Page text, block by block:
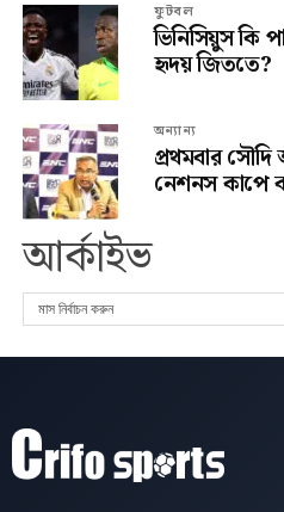
ফুটবল
ভিনিসিয়ুস কি
হৃদয় জিততে?
অন্যান্য
প্রথমবার
নেশনস কাপে
আর্কাইভ